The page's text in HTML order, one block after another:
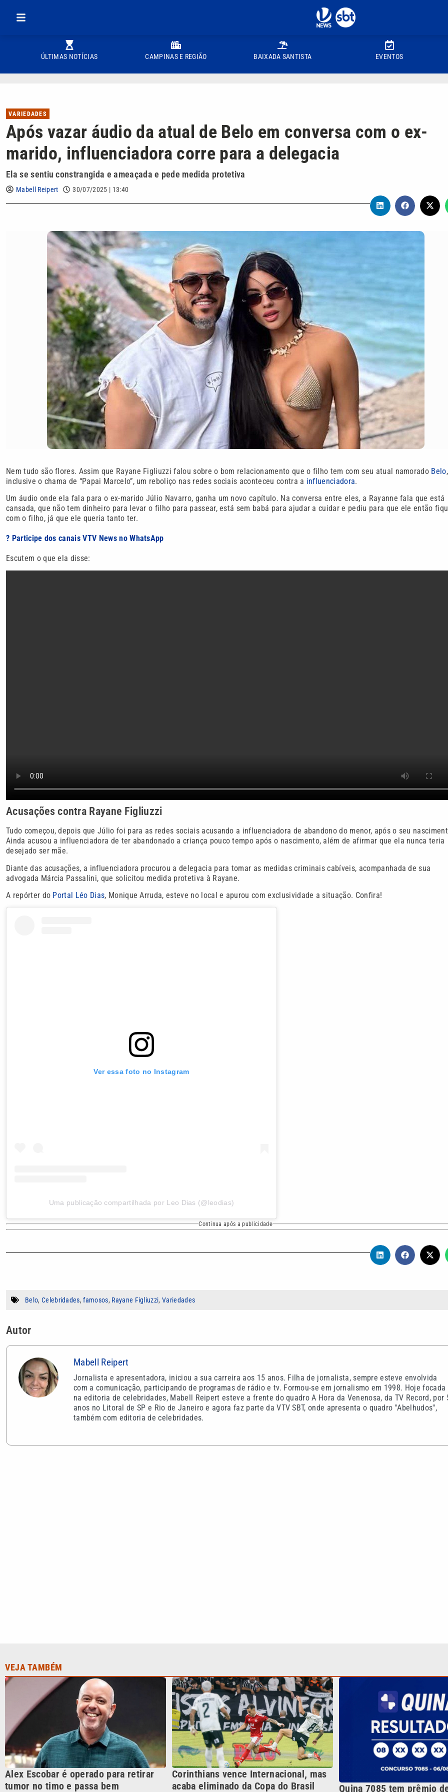
ÚLTIMAS NOTÍCIAS CAMPINAS E REGIÃO BAIXADA SANTISTA EVENTOS
VARIEDADES
Após vazar áudio da atual de Belo em conversa com o ex-
marido, influenciadora corre para a delegacia
Ela se sentiu constrangida e ameaçada e pede medida protetiva
Mabell Reipert 30/07/2025 | 13:40
Nem tudo são flores. Assim que Rayane Figliuzzi falou sobre o bom relacionamento que o filho tem com seu atual namorado Belo,
inclusive o chama de “Papai Marcelo”, um reboliço nas redes sociais aconteceu contra a influenciadora.
Um áudio onde ela fala para o ex-marido Júlio Navarro, ganha um novo capítulo. Na conversa entre eles, a Rayanne fala que está
cansada, que não tem dinheiro para levar o filho para passear, está sem babá para ajudar a cuidar e pediu para que ele então
com o filho, já que ele queria tanto ter.
? Participe dos canais VTV News no WhatsApp
Escutem o que ela disse:
Acusações contra Rayane Figliuzzi
Tudo começou, depois que Júlio foi para as redes sociais acusando a influenciadora de abandono do menor, após o seu
Ainda acusou a influenciadora de ter abandonado a criança pouco tempo após o nascimento, além de afirmar que ela nunca teria
desejado ser mãe.
Diante das acusações, a influenciadora procurou a delegacia para tomar as medidas criminais cabíveis, acompanhada de sua
advogada Márcia Passalini, que solicitou medida protetiva à Rayane.
A repórter do Portal Léo Dias, Monique Arruda, esteve no local e apurou com exclusividade a situação. Confira!
Ver essa foto no Instagram
Uma publicação compartilhada por Leo Dias (@leodias)
Continua após a publicidade
Belo, Celebridades,famosos, Rayane Figliuzzi,Variedades
Autor
Mabell Reipert
Jornalista e apresentadora, iniciou a sua carreira aos 15 anos. Filha de jornalista, sempre esteve envolvida
com a comunicação, participando de programas de rádio e tv. Formou-se em jornalismo em 1998. Hoje focada
na editoria de celebridades, Mabell Reipert esteve a frente do quadro A Hora da Venenosa, da TV Record, por
anos no Litoral de SP e Rio de Janeiro e agora faz parte da VTV SBT, onde apresenta o quadro ''Abelhudos'',
também com editoria de celebridades.
tumor no timo e passa bem
milhões nesta quinta;
Continua após a publicidade
CATEGORIAS
Cotidiano Esportes Mundo